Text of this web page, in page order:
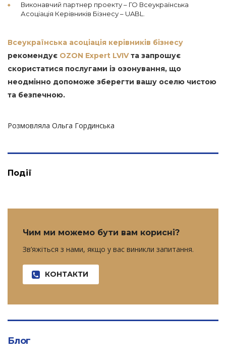
Виконавчий партнер проекту – ГО Всеукраїнська
Асоціація Керівників Бізнесу – UABL.
Всеукраїнська асоціація керівників бізнесу
рекомендує OZON Expert LVIVта запрошує
cкористатися послугами із озонування, що
неодмінно допоможе зберегти вашу оселю чистою
та безпечною.
Розмовляла Ольга Гординська
Події
Чим ми можемо бути вам корисні?
Зв’яжіться з нами, якщо у вас виникли запитання.
КОНТАКТИ
Блог